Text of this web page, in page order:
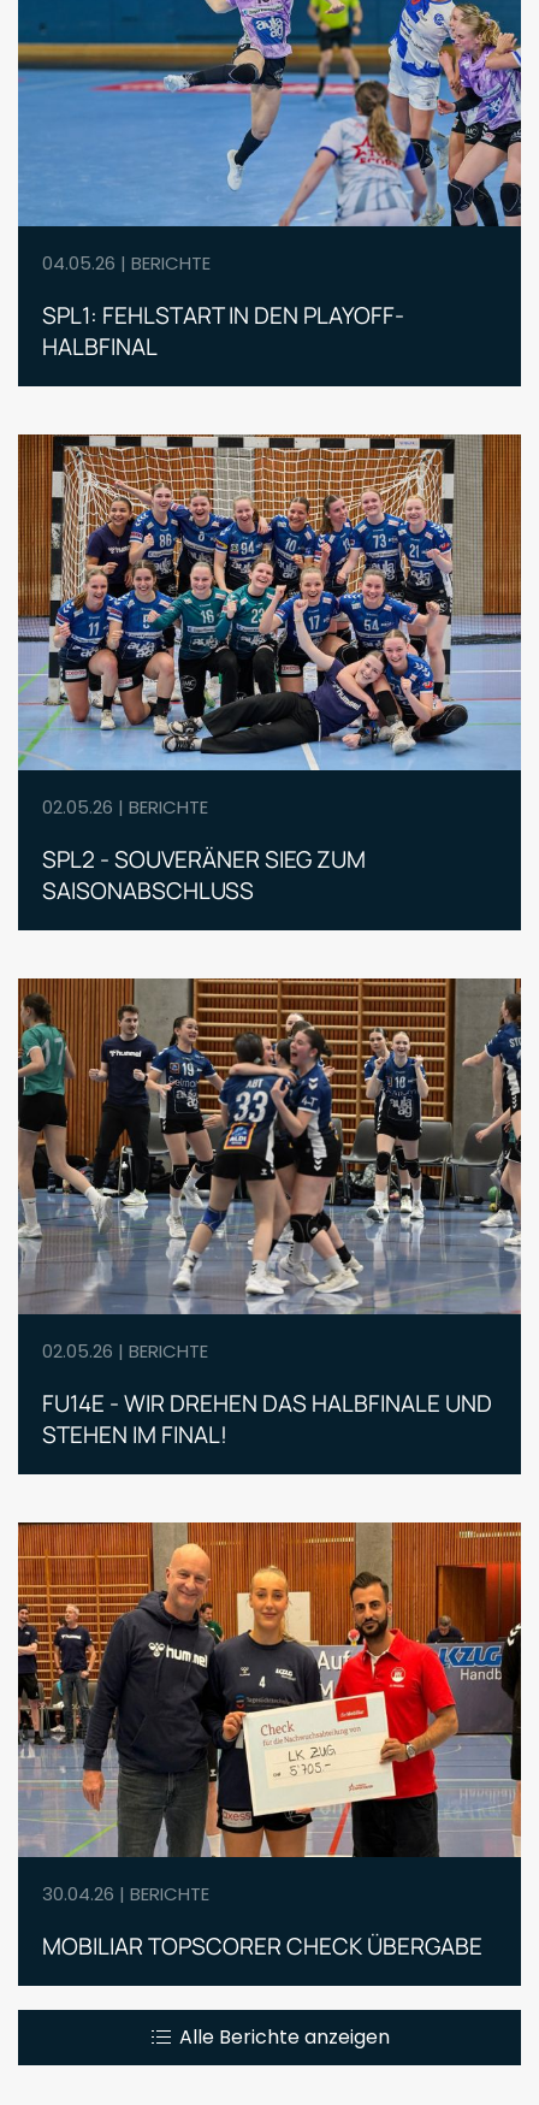
04.05.26 | BERICHTE
SPL1: FEHLSTART IN DEN PLAYOFF-
HALBFINAL
02.05.26 | BERICHTE
SPL2 - SOUVERÄNER SIEG ZUM
SAISONABSCHLUSS
02.05.26 | BERICHTE
FU14E - WIR DREHEN DAS HALBFINALE UND
STEHEN IM FINAL!
30.04.26 | BERICHTE
MOBILIAR TOPSCORER CHECK ÜBERGABE
Alle Berichte anzeigen